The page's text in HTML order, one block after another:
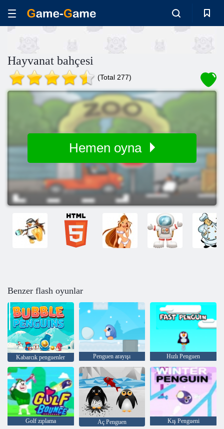
Hayvanat bahçesi
(Total 277)
Hemen oyna
Benzer flash oyunlar
Kabarcık penguenler Penguen arayışı Hızlı Penguen
Golf zıplama Aç Penguen Kış Pengueni